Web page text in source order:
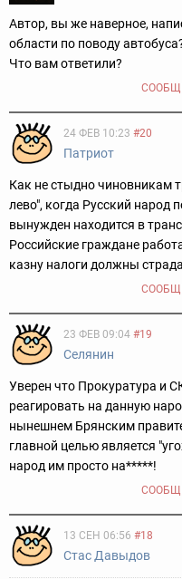
Автор, вы же наверное,
области по поводу
Что вам ответили?
24 ФЕВ 10:23 #20
Пaтриот
Как не стыдно чиновникам
лево", когда Русский народ
вынужден находится в
Российские граждане
казну налоги должны
23 ФЕВ 09:04 #19
Сeлянин
Уверен что Прокуратура и
реагировать на данную
нынешнем Брянским
главной целью является
народ им просто на*****!
13 СЕН 06:56 #18
Стас Давыдов